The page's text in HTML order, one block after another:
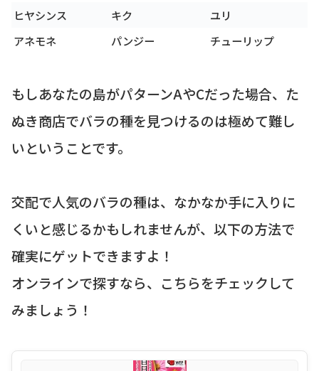
ヒヤシンス
キク
ユリ
アネモネ
パンジー チューリップ
もしあなたの島がパターンAやCだった場合、た
ぬき商店でバラの種を見つけるのは極めて難し
いということです。
交配で人気のバラの種は、なかなか手に入りに
くいと感じるかもしれませんが、以下の方法で
確実にゲットできますよ！
オンラインで探すなら、こちらをチェックして
みましょう！